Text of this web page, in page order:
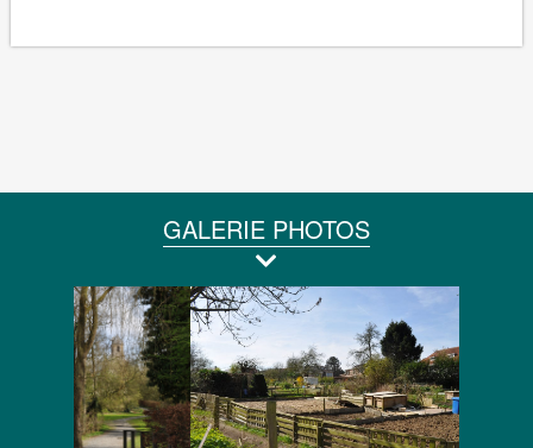
GALERIE PHOTOS